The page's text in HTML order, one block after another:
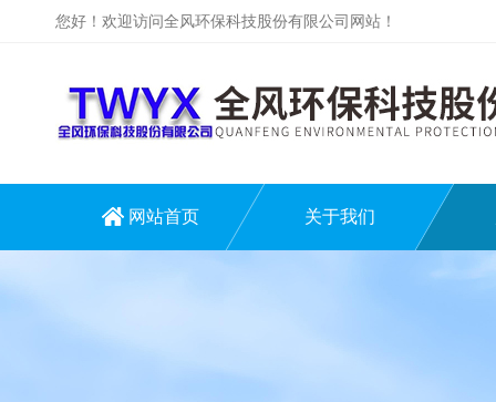
您好！欢迎访问全风环保科技股份有限公司网站！
网站首页 关于我们